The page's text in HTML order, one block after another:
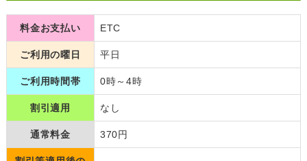
料金お支払い ETC
ご利用の曜日 平日
ご利用時間帯 0時～4時
割引適用 なし
通常料金 370円